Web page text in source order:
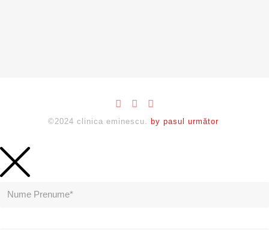
©2024 clinica eminescu. by pasul următor